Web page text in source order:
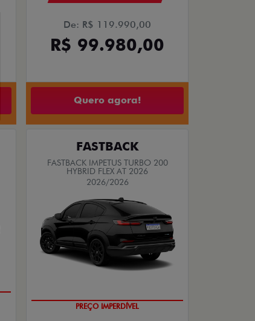
De: R$ 119.990,00
R$ 99.980,00
Quero agora!
FASTBACK
FASTBACK IMPETUS TURBO 200
HYBRID FLEX AT 2026
2026/2026